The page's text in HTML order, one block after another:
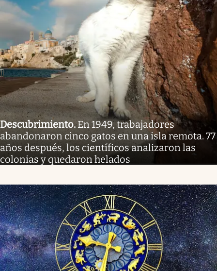
Descubrimiento.En 1949, trabajadores
abandonaron cinco gatos en una isla remota. 77
años después, los científicos analizaron las
colonias y quedaron helados